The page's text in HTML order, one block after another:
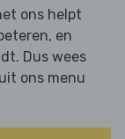
ons helpt
en
Dus wees
ons menu